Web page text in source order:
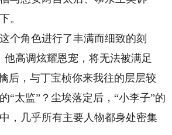
。
角色进行了丰满而细致的刻
高调炫耀恩宠，将无法被满足
后，与丁宝桢你来我往的层层较
“太监”？尘埃落定后，“小李子”的
，几乎所有主要人物都身处密集